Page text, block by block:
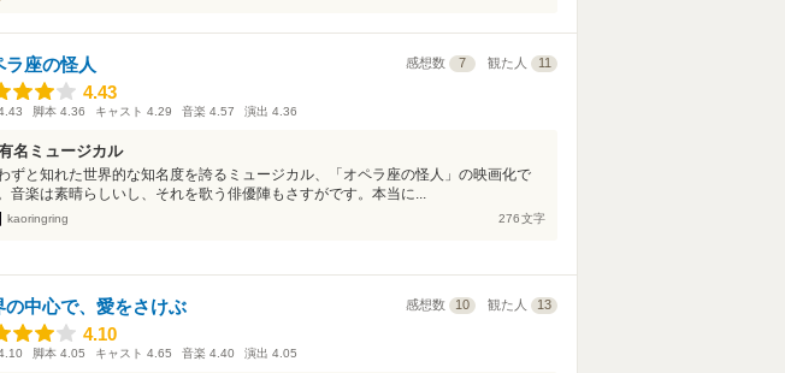
ラ座の怪人 感想数 7 観た人 11
4.43
4.43
脚本 4.36 キャスト 4.29 音楽 4.57 演出 4.36
名ミュージカル
ずと知れた世界的な知名度を誇るミュージカル、「オペラ座の怪人」の映画化で
音楽は素晴らしいし、それを歌う俳優陣もさすがです。本当に...
kaoringring 276文字
の中心で、愛をさけぶ 感想数 10 観た人 13
4.10
4.10
脚本 4.05 キャスト 4.65 音楽 4.40 演出 4.05